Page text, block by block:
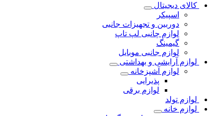
کالای دیجیتال
اسپیکر
دوربین و تجهیزات جانبی
لوازم چانبی لپ تاپ
گیمینگ
لوازم جانبی موبایل
لوازم آرایشی و بهداشتی
لوازم آشپزخانه
پذیرایی
لوازم برقی
لوازم تولد
لوازم خانه